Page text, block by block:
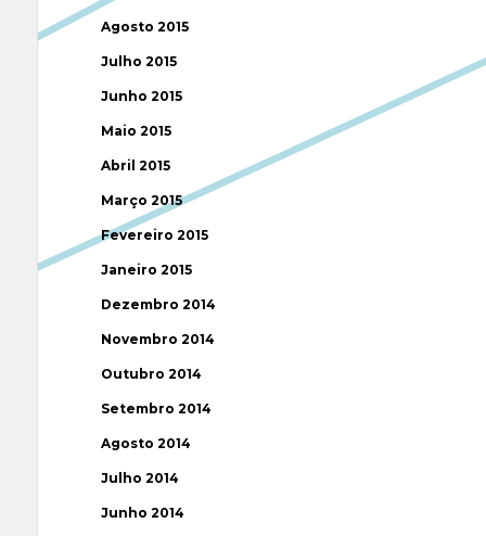
Agosto 2015
Julho 2015
Junho 2015
Maio 2015
Abril 2015
Março 2015
Fevereiro 2015
Janeiro 2015
Dezembro 2014
Novembro 2014
Outubro 2014
Setembro 2014
Agosto 2014
Julho 2014
Junho 2014